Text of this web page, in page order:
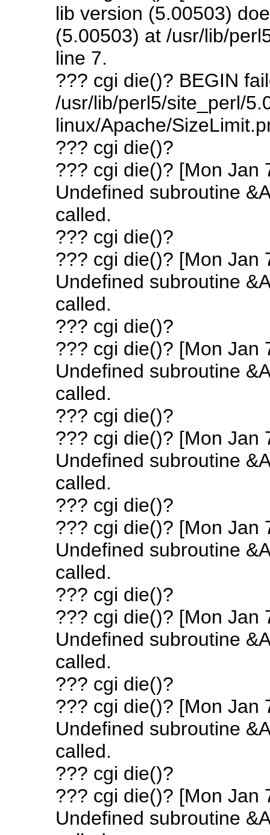
lib version (5.00503)
(5.00503) at /usr/lib/
line 7.
??? cgi die()? BEGIN
/usr/lib/perl5/site_perl/
linux/Apache/
??? cgi die()?
??? cgi die()? [Mon Jan
Undefined subroutine
called.
??? cgi die()?
??? cgi die()? [Mon Jan
Undefined subroutine
called.
??? cgi die()?
??? cgi die()? [Mon Jan
Undefined subroutine
called.
??? cgi die()?
??? cgi die()? [Mon Jan
Undefined subroutine
called.
??? cgi die()?
??? cgi die()? [Mon Jan
Undefined subroutine
called.
??? cgi die()?
??? cgi die()? [Mon Jan
Undefined subroutine
called.
??? cgi die()?
??? cgi die()? [Mon Jan
Undefined subroutine
called.
??? cgi die()?
??? cgi die()? [Mon Jan
Undefined subroutine